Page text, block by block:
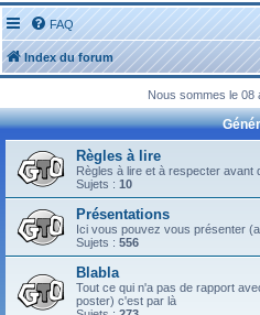
FAQ
Index du forum
Nous sommes le 08
Règles à lire
Règles à lire et à respecter avant
Sujets : 10
Présentations
Ici vous pouvez vous présenter
Sujets : 556
Blabla
Tout ce qui n'a pas de rapport
poster) c'est par là